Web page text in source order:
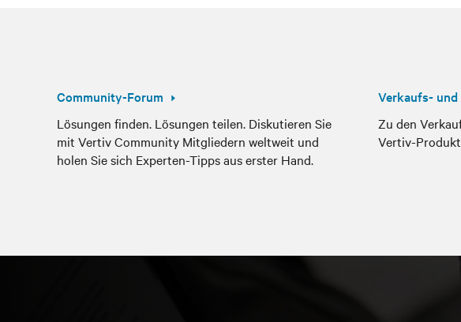
Community-Forum
Lösungen finden. Lösungen teilen. Diskutieren Sie
mit Vertiv Community Mitgliedern weltweit und
holen Sie sich Experten-Tipps aus erster Hand.
Verkaufs-
Zu den
Vertiv-